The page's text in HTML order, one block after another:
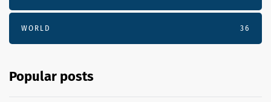
WORLD 36
Popular posts